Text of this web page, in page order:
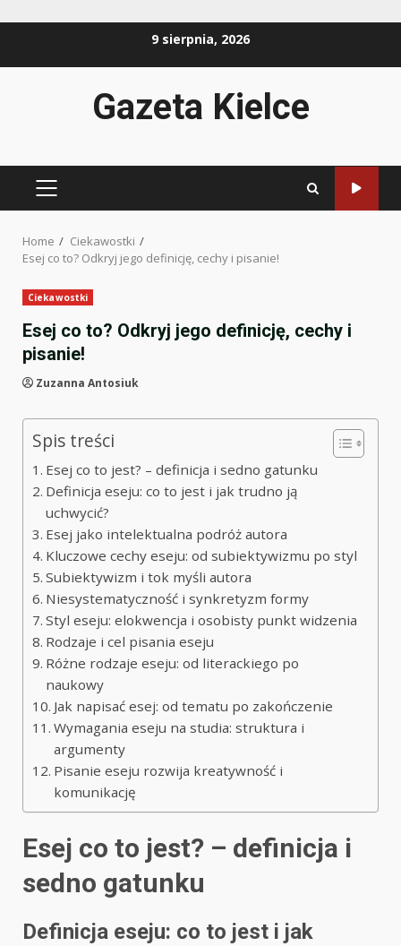
9 sierpnia, 2026
Gazeta Kielce
PRIMARY
Home
Ciekawostki
Esej co to? Odkryj jego definicję, cechy i pisanie!
Ciekawostki
Esej co to? Odkryj jego definicję, cechy i
pisanie!
Zuzanna Antosiuk
Spis treści
Esej co to jest? – definicja i sedno gatunku
Definicja eseju: co to jest i jak trudno ją
uchwycić?
Esej jako intelektualna podróż autora
Kluczowe cechy eseju: od subiektywizmu po styl
Subiektywizm i tok myśli autora
Niesystematyczność i synkretyzm formy
Styl eseju: elokwencja i osobisty punkt widzenia
Rodzaje i cel pisania eseju
Różne rodzaje eseju: od literackiego po
naukowy
Jak napisać esej: od tematu po zakończenie
Wymagania eseju na studia: struktura i
argumenty
Pisanie eseju rozwija kreatywność i
komunikację
Esej co to jest? – definicja i
sedno gatunku
Definicja eseju: co to jest i jak